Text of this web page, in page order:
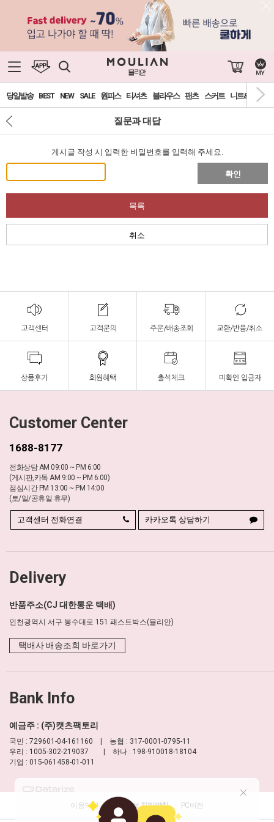
0
당일발송 BEST NEW SALE 원피스 티셔츠 블라우스 팬츠 스커트 니트&가디건
질문과 대답
게시글 작성 시 입력한 비밀번호를 입력해 주세요.
확인
목록
취소
Customer Center
1688-8177
전화상담 AM 09:00 ~ PM 6:00
(게시판,카톡 AM 9:00 ~ PM 6:00)
점심시간 PM 13:00 ~ PM 14:00
(토/일/공휴일 휴무)
고객센터 전화연결 카카오톡 상담하기
Delivery
반품주소(CJ 대한통운 택배)
인천광역시 서구 봉수대로 151 패스트박스(뮬리안)
택배사 배송조회 바로가기
Bank Info
예금주 : (주)캣츠팩토리
국민 : 729601-04-161160 | 농협 : 317-0001-0795-11
우리 : 1005-302-219037 | 하나 : 198-910018-18104
기업 : 015-061458-01-011
이용약관 개인정보 처리방침 PC버전